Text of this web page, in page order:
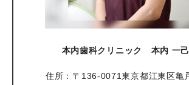
本内歯科クリニック 本内 一
住所：〒136-0071東京都江東区亀